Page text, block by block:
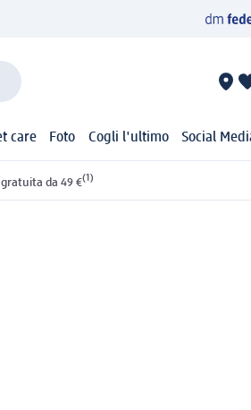
care Foto Cogli l'ultimo Social
da 49 €(1)